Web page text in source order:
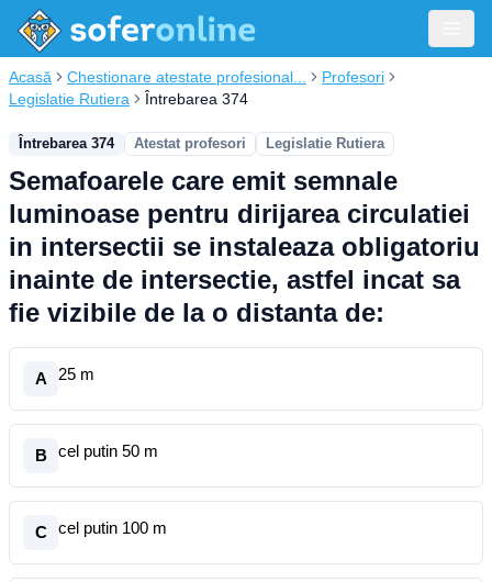
Acasă Chestionare atestate profesional...
Profesori
Legislatie Rutiera
Întrebarea 374
Întrebarea 374 Atestat profesori Legislatie Rutiera
Semafoarele care emit semnale
luminoase pentru dirijarea circulatiei
in intersectii se instaleaza obligatoriu
inainte de intersectie, astfel incat sa
fie vizibile de la o distanta de:
A 25 m
B cel putin 50 m
C cel putin 100 m